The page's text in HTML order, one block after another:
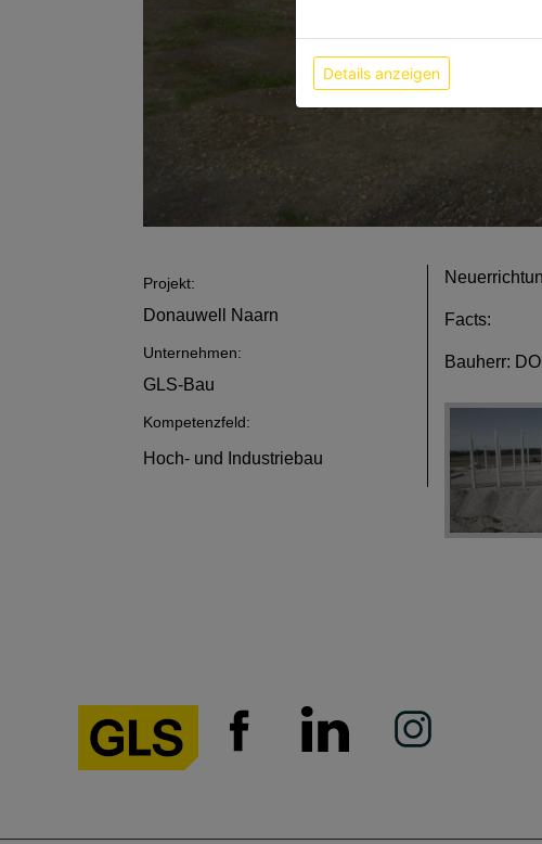
Projekt:
Donauwell Naarn
Unternehmen:
GLS-Bau
Kompetenzfeld:
Hoch- und Industriebau
Facts:
Bauherr:
Details anzeigen